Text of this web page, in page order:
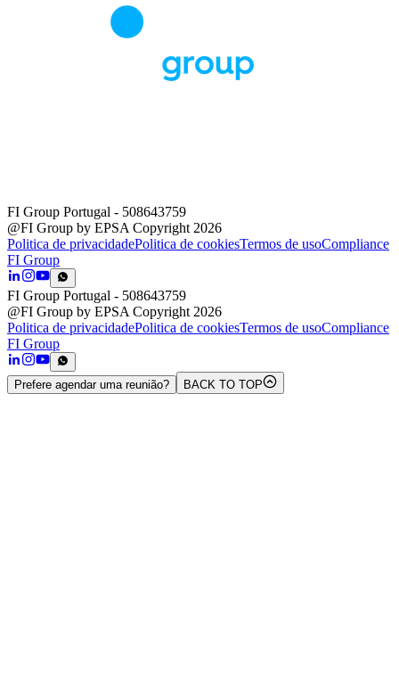
FI Group Portugal - 508643759
@FI Group by EPSA Copyright 2026
Politica de privacidadePolitica de cookiesTermos de usoCompliance
FI Group
FI Group Portugal - 508643759
@FI Group by EPSA Copyright 2026
Politica de privacidadePolitica de cookiesTermos de usoCompliance
FI Group
Prefere agendar uma reunião? BACK TO TOP